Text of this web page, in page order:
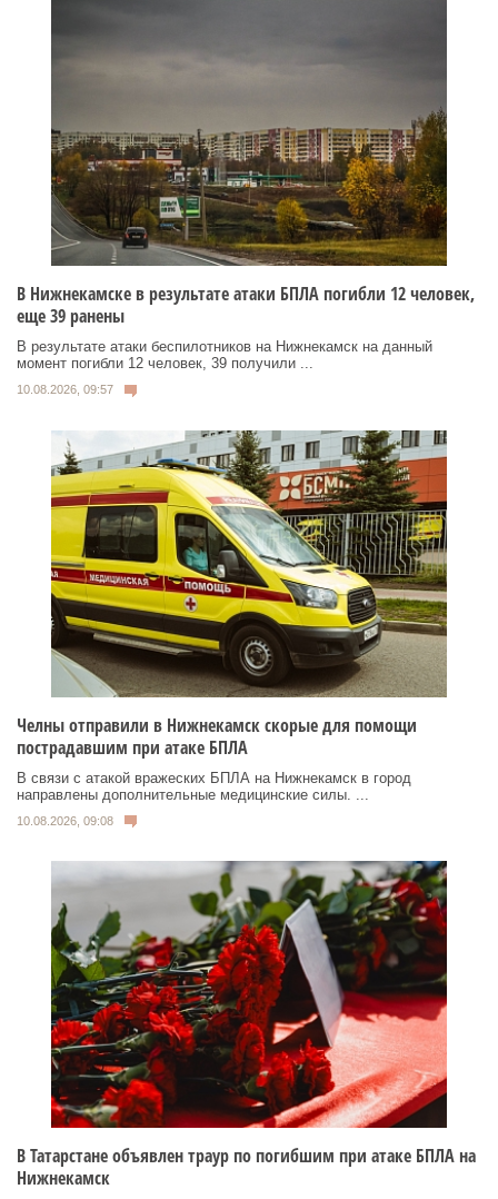
В Нижнекамске в результате атаки БПЛА погибли 12 человек,
еще 39 ранены
В результате атаки беспилотников на Нижнекамск на данный
момент погибли 12 человек, 39 получили ...
10.08.2026, 09:57
Челны отправили в Нижнекамск скорые для помощи
пострадавшим при атаке БПЛА
В связи с атакой вражеских БПЛА на Нижнекамск в город
направлены дополнительные медицинские силы. ...
10.08.2026, 09:08
В Татарстане объявлен траур по погибшим при атаке БПЛА на
Нижнекамск